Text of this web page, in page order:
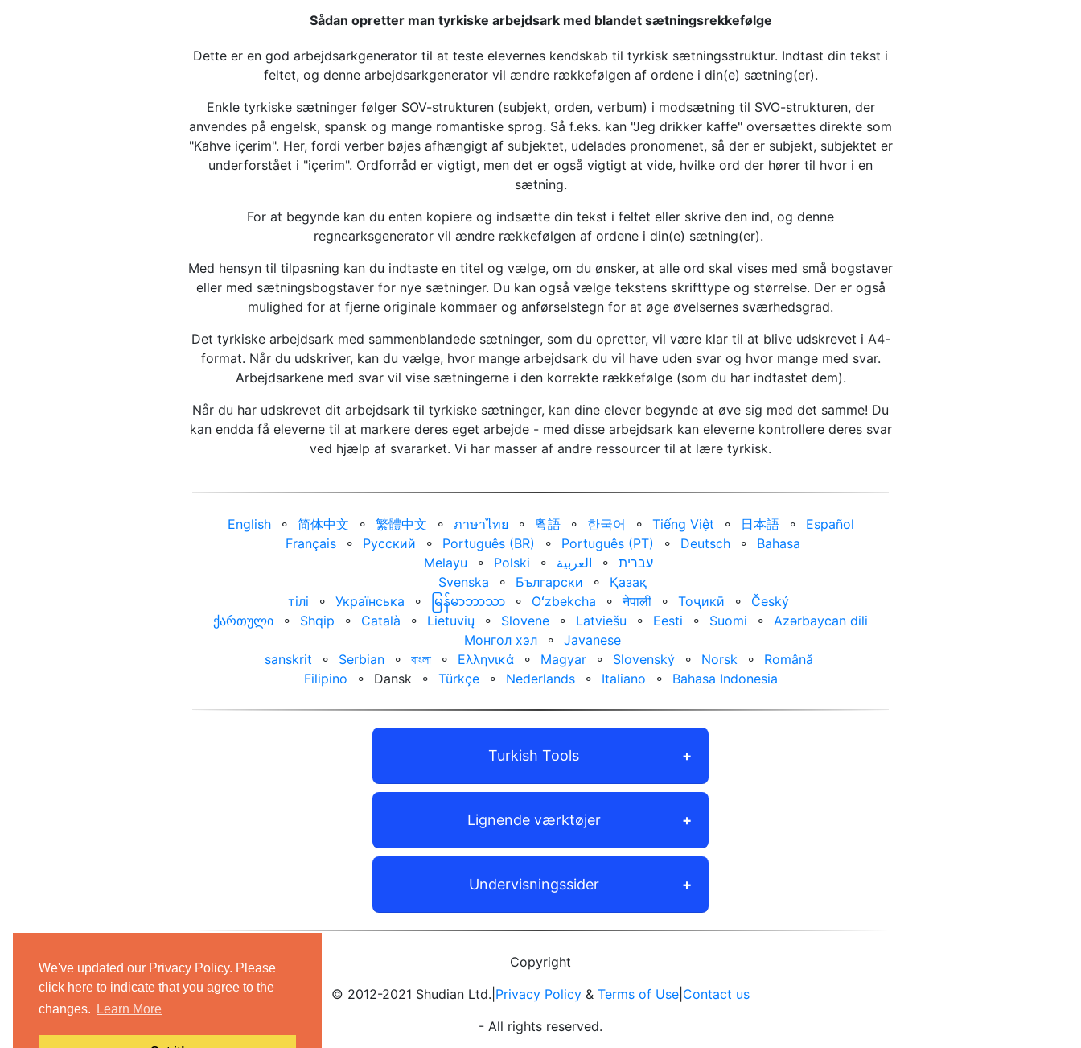
We've updated our Privacy Policy. Please
click here to indicate that you agree to the
changes.
Learn More
Sådan opretter man tyrkiske arbejdsark med blandet sætningsrekkefølge
Dette er en god arbejdsarkgenerator til at teste elevernes kendskab til tyrkisk sætningsstruktur. Indtast din tekst i
feltet, og denne arbejdsarkgenerator vil ændre rækkefølgen af ordene i din(e) sætning(er).
Enkle tyrkiske sætninger følger SOV-strukturen (subjekt, orden, verbum) i modsætning til SVO-strukturen, der
anvendes på engelsk, spansk og mange romantiske sprog. Så f.eks. kan "Jeg drikker kaffe" oversættes direkte som
"Kahve içerim". Her, fordi verber bøjes afhængigt af subjektet, udelades pronomenet, så der er subjekt, subjektet er
underforstået i "içerim". Ordforråd er vigtigt, men det er også vigtigt at vide, hvilke ord der hører til hvor i en
sætning.
For at begynde kan du enten kopiere og indsætte din tekst i feltet eller skrive den ind, og denne
regnearksgenerator vil ændre rækkefølgen af ordene i din(e) sætning(er).
Med hensyn til tilpasning kan du indtaste en titel og vælge, om du ønsker, at alle ord skal vises med små bogstaver
eller med sætningsbogstaver for nye sætninger. Du kan også vælge tekstens skrifttype og størrelse. Der er også
mulighed for at fjerne originale kommaer og anførselstegn for at øge øvelsernes sværhedsgrad.
Det tyrkiske arbejdsark med sammenblandede sætninger, som du opretter, vil være klar til at blive udskrevet i A4-
format. Når du udskriver, kan du vælge, hvor mange arbejdsark du vil have uden svar og hvor mange med svar.
Arbejdsarkene med svar vil vise sætningerne i den korrekte rækkefølge (som du har indtastet dem).
Når du har udskrevet dit arbejdsark til tyrkiske sætninger, kan dine elever begynde at øve sig med det samme! Du
kan endda få eleverne til at markere deres eget arbejde - med disse arbejdsark kan eleverne kontrollere deres svar
ved hjælp af svararket. Vi har masser af andre ressourcer til at lære tyrkisk.
English ⚬ 简体中文 ⚬ 繁體中文 ⚬ ภาษาไทย ⚬ 粵語 ⚬ 한국어 ⚬ Tiếng Việt ⚬ 日本語 ⚬
Español
Français
⚬ Русский ⚬ Português (BR) ⚬ Português (PT) ⚬ Deutsch ⚬
Bahasa
Melayu
⚬ Polski ⚬ العربية‏ ⚬
עברית‏
Svenska
⚬ Български ⚬
Қазақ
тілі
⚬ Українська ⚬ မြန်မာဘာသာ ⚬ Oʻzbekcha ⚬ नेपाली ⚬ Тоҷикӣ ⚬
Český
ქართული
⚬ Shqip ⚬ Català ⚬ Lietuvių ⚬ Slovene ⚬ Latviešu ⚬ Eesti ⚬ Suomi ⚬
Azərbaycan dili
Монгол хэл
⚬
Javanese
sanskrit
⚬ Serbian ⚬ বাংলা ⚬ Ελληνικά ⚬ Magyar ⚬ Slovenský ⚬ Norsk ⚬
Română
Filipino
⚬ Dansk ⚬ Türkçe ⚬ Nederlands ⚬ Italiano ⚬ Bahasa Indonesia
Turkish Tools
Lignende værktøjer
Undervisningssider
Copyright
© 2012-2021 Shudian Ltd.| Privacy Policy & Terms of Use Contact us
- All rights reserved.